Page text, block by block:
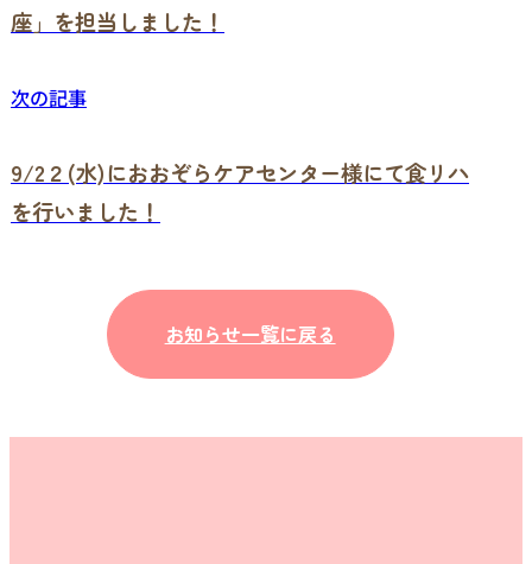
座」を担当しました！
次の記事
9/2２(水)におおぞらケアセンター様にて食リハ
を行いました！
お知らせ一覧に戻る